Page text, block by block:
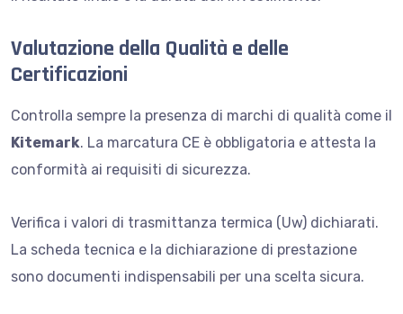
Valutazione della Qualità e delle
Certificazioni
Controlla sempre la presenza di marchi di qualità come il
Kitemark. La marcatura CE è obbligatoria e attesta la
conformità ai requisiti di sicurezza.
Verifica i valori di trasmittanza termica (Uw) dichiarati.
La scheda tecnica e la dichiarazione di prestazione
sono documenti indispensabili per una scelta sicura.